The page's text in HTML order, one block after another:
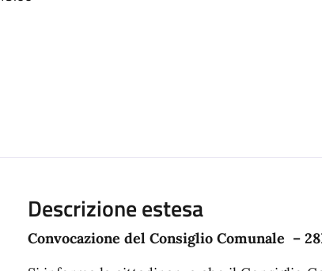
Descrizione estesa
Convocazione del Consiglio Comunale –